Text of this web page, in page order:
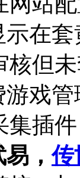
在
核但
戏
集插
易，传